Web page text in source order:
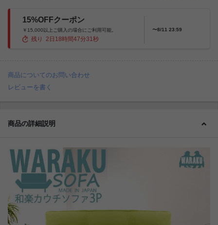
15%OFFクーポン
￥15,000以上ご購入の場合にご利用可能。
残り 2 日 18 時間47分29秒
〜8/11 23:59
商品についてのお問い合わせ
レビューを書く
商品の詳細説明